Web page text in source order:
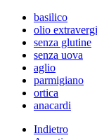
basilico
olio
senza glutine
senza uova
aglio
parmigiano
ortica
anacardi
Indietro